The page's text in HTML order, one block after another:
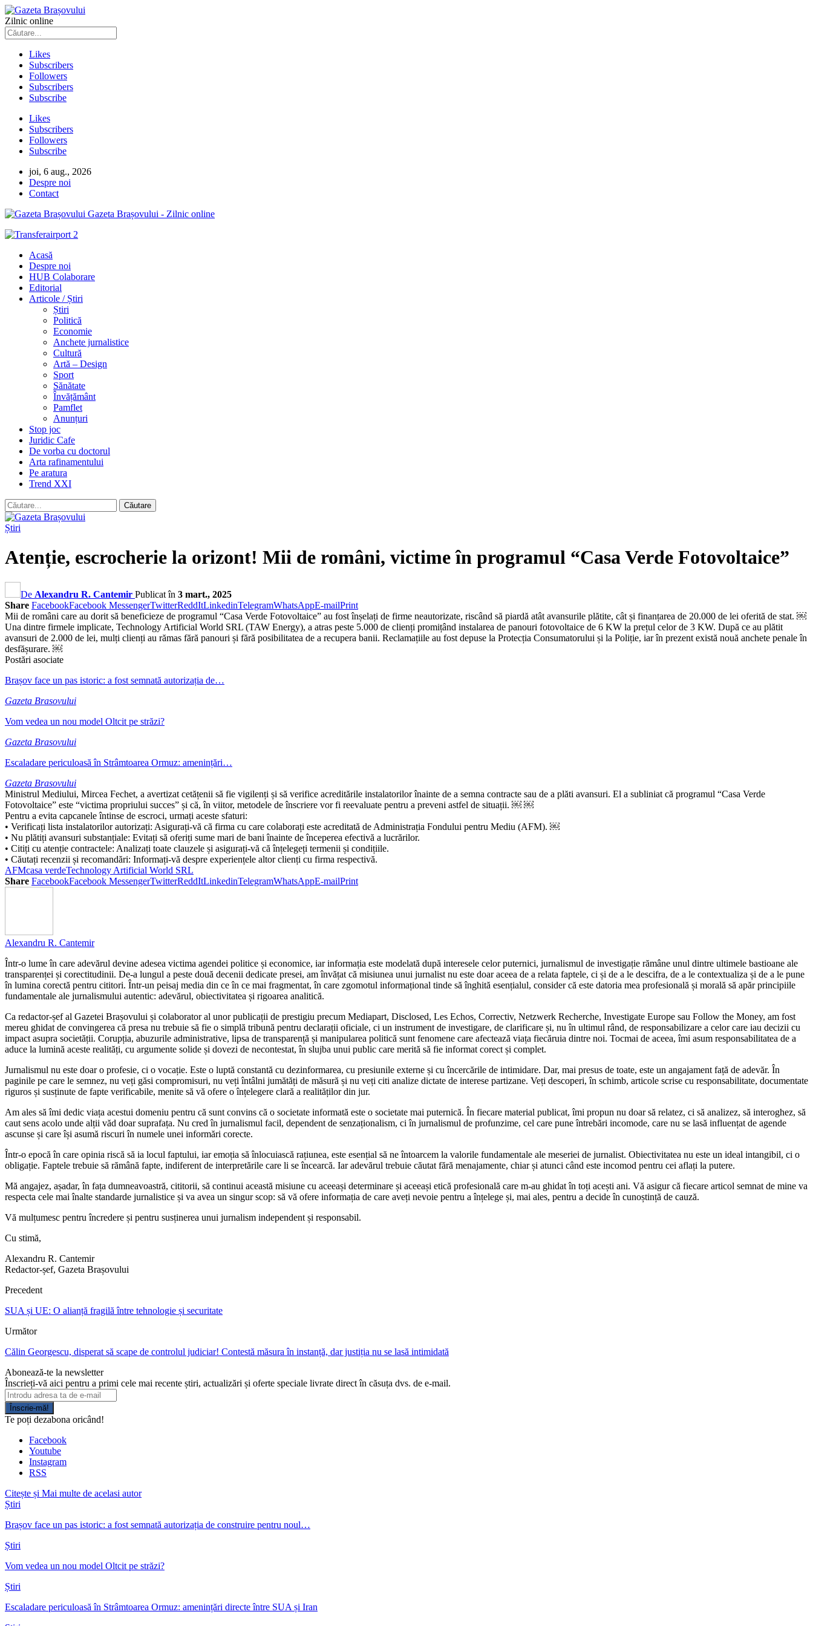
Zilnic online
Likes
Subscribers
Followers
Subscribers
Subscribe
Likes
Subscribers
Followers
Subscribe
joi, 6 aug., 2026
Despre noi
Contact
Gazeta Brașovului - Zilnic online
Acasă
Despre noi
HUB Colaborare
Editorial
Articole / Știri
Știri
Politică
Economie
Anchete jurnalistice
Cultură
Artă – Design
Sport
Sănătate
Învățământ
Pamflet
Anunțuri
Stop joc
Juridic Cafe
De vorba cu doctorul
Arta rafinamentului
Pe aratura
Trend XXI
Știri
Atenție, escrocherie la orizont! Mii de români, victime în programul “Casa Verde Fotovoltaice”
De Alexandru R. Cantemir Publicat în 3 mart., 2025
Share FacebookFacebook MessengerTwitterReddItLinkedinTelegramWhatsAppE-mailPrint
Mii de români care au dorit să beneficieze de programul “Casa Verde Fotovoltaice” au fost înșelați de firme neautorizate, riscând să piardă atât avansurile plătite, cât și finanțarea de 20.000 de lei oferită de stat. ￼
Una dintre firmele implicate, Technology Artificial World SRL (TAW Energy), a atras peste 5.000 de clienți promițând instalarea de panouri fotovoltaice de 6 KW la prețul celor de 3 KW. După ce au plătit
avansuri de 2.000 de lei, mulți clienți au rămas fără panouri și fără posibilitatea de a recupera banii. Reclamațiile au fost depuse la Protecția Consumatorului și la Poliție, iar în prezent există nouă anchete penale în
desfășurare. ￼
Postări asociate
Brașov face un pas istoric: a fost semnată autorizația de…
Gazeta Brasovului
Vom vedea un nou model Oltcit pe străzi?
Gazeta Brasovului
Escaladare periculoasă în Strâmtoarea Ormuz: amenințări…
Gazeta Brasovului
Ministrul Mediului, Mircea Fechet, a avertizat cetățenii să fie vigilenți și să verifice acreditările instalatorilor înainte de a semna contracte sau de a plăti avansuri. El a subliniat că programul “Casa Verde
Fotovoltaice” este “victima propriului succes” și că, în viitor, metodele de înscriere vor fi reevaluate pentru a preveni astfel de situații. ￼ ￼
Pentru a evita capcanele întinse de escroci, urmați aceste sfaturi:
• Verificați lista instalatorilor autorizați: Asigurați-vă că firma cu care colaborați este acreditată de Administrația Fondului pentru Mediu (AFM). ￼
• Nu plătiți avansuri substanțiale: Evitați să oferiți sume mari de bani înainte de începerea efectivă a lucrărilor.
• Citiți cu atenție contractele: Analizați toate clauzele și asigurați-vă că înțelegeți termenii și condițiile.
• Căutați recenzii și recomandări: Informați-vă despre experiențele altor clienți cu firma respectivă.
AFMcasa verdeTechnology Artificial World SRL
Share FacebookFacebook MessengerTwitterReddItLinkedinTelegramWhatsAppE-mailPrint
Alexandru R. Cantemir
Într-o lume în care adevărul devine adesea victima agendei politice și economice, iar informația este modelată după interesele celor puternici, jurnalismul de investigație rămâne unul dintre ultimele bastioane ale
transparenței și corectitudinii. De-a lungul a peste două decenii dedicate presei, am învățat că misiunea unui jurnalist nu este doar aceea de a relata faptele, ci și de a le descifra, de a le contextualiza și de a le pune
în lumina corectă pentru cititori. Într-un peisaj media din ce în ce mai fragmentat, în care zgomotul informațional tinde să înghită esențialul, consider că este datoria mea profesională și morală să apăr principiile
fundamentale ale jurnalismului autentic: adevărul, obiectivitatea și rigoarea analitică.
Ca redactor-șef al Gazetei Brașovului și colaborator al unor publicații de prestigiu precum Mediapart, Disclosed, Les Echos, Correctiv, Netzwerk Recherche, Investigate Europe sau Follow the Money, am fost
mereu ghidat de convingerea că presa nu trebuie să fie o simplă tribună pentru declarații oficiale, ci un instrument de investigare, de clarificare și, nu în ultimul rând, de responsabilizare a celor care iau decizii cu
impact asupra societății. Corupția, abuzurile administrative, lipsa de transparență și manipularea politică sunt fenomene care afectează viața fiecăruia dintre noi. Tocmai de aceea, îmi asum responsabilitatea de a
aduce la lumină aceste realități, cu argumente solide și dovezi de necontestat, în slujba unui public care merită să fie informat corect și complet.
Jurnalismul nu este doar o profesie, ci o vocație. Este o luptă constantă cu dezinformarea, cu presiunile externe și cu încercările de intimidare. Dar, mai presus de toate, este un angajament față de adevăr. În
paginile pe care le semnez, nu veți găsi compromisuri, nu veți întâlni jumătăți de măsură și nu veți citi analize dictate de interese partizane. Veți descoperi, în schimb, articole scrise cu responsabilitate, documentate
riguros și susținute de fapte verificabile, menite să vă ofere o înțelegere clară a realităților din jur.
Am ales să îmi dedic viața acestui domeniu pentru că sunt convins că o societate informată este o societate mai puternică. În fiecare material publicat, îmi propun nu doar să relatez, ci să analizez, să interoghez, să
caut sens acolo unde alții văd doar suprafața. Nu cred în jurnalismul facil, dependent de senzaționalism, ci în jurnalismul de profunzime, cel care pune întrebări incomode, care nu se lasă influențat de agende
ascunse și care își asumă riscuri în numele unei informări corecte.
Într-o epocă în care opinia riscă să ia locul faptului, iar emoția să înlocuiască rațiunea, este esențial să ne întoarcem la valorile fundamentale ale meseriei de jurnalist. Obiectivitatea nu este un ideal intangibil, ci o
obligație. Faptele trebuie să rămână fapte, indiferent de interpretările care li se încearcă. Iar adevărul trebuie căutat fără menajamente, chiar și atunci când este incomod pentru cei aflați la putere.
Mă angajez, așadar, în fața dumneavoastră, cititorii, să continui această misiune cu aceeași determinare și aceeași etică profesională care m-au ghidat în toți acești ani. Vă asigur că fiecare articol semnat de mine va
respecta cele mai înalte standarde jurnalistice și va avea un singur scop: să vă ofere informația de care aveți nevoie pentru a înțelege și, mai ales, pentru a decide în cunoștință de cauză.
Vă mulțumesc pentru încredere și pentru susținerea unui jurnalism independent și responsabil.
Cu stimă,
Alexandru R. Cantemir
Redactor-șef, Gazeta Brașovului
Precedent
SUA și UE: O alianță fragilă între tehnologie și securitate
Următor
Călin Georgescu, disperat să scape de controlul judiciar! Contestă măsura în instanță, dar justiția nu se lasă intimidată
Abonează-te la newsletter
Înscrieți-vă aici pentru a primi cele mai recente știri, actualizări și oferte speciale livrate direct în căsuța dvs. de e-mail.
Înscrie-mă!
Te poți dezabona oricând!
Facebook
Youtube
Instagram
RSS
Citește și Mai multe de acelasi autor
Știri
Brașov face un pas istoric: a fost semnată autorizația de construire pentru noul…
Știri
Vom vedea un nou model Oltcit pe străzi?
Știri
Escaladare periculoasă în Strâmtoarea Ormuz: amenințări directe între SUA și Iran